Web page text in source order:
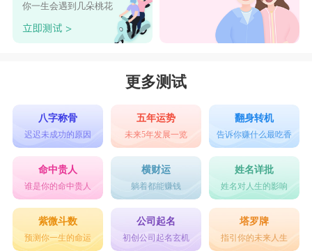
你一生会遇到几朵桃花
更多测试
八字称骨
迟迟未成功的原因
五年运势
未来5年发展一览
翻身转机
告诉你赚什么最吃香
命中贵人
谁是你的命中贵人
横财运
躺着都能赚钱
姓名详批
姓名对人生的影响
紫微斗数
预测你一生的命运
公司起名
初创公司起名玄机
塔罗牌
指引你的未来人生